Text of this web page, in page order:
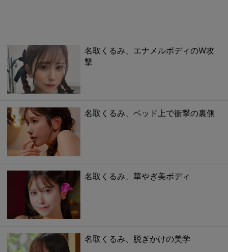
名取くるみ、エナメルボディのW攻
撃
名取くるみ、ベッド上で衝撃の裏側
名取くるみ、華やぎ美ボディ
名取くるみ、脱ぎかけの美学